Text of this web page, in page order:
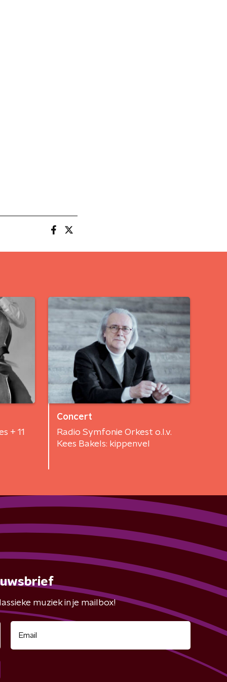
+ 11
Concert
Radio Symfonie Orkest o.l.v.
Kees Bakels: kippenvel
muziek in je mailbox!